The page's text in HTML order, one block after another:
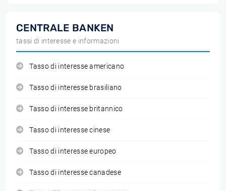
CENTRALE BANKEN
tassi di interesse e informazioni
Tasso di interesse americano
Tasso di interesse brasiliano
Tasso di interesse britannico
Tasso di interesse cinese
Tasso di interesse europeo
Tasso di interesse canadese